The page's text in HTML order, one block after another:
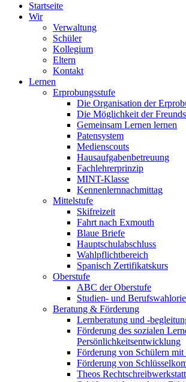
Startseite
Wir
Verwaltung
Schüler
Kollegium
Eltern
Kontakt
Lernen
Erprobungsstufe
Die Organisation der
Die Möglichkeit der
Gemeinsam Lernen lernen
Patensystem
Medienscouts
Hausaufgabenbetreuung
Fachlehrerprinzip
MINT-Klasse
Kennenlernnachmittag
Mittelstufe
Skifreizeit
Fahrt nach Exmouth
Blaue Briefe
Hauptschulabschluss
Wahlpflichtbereich
Spanisch Zertifikatskurs
Oberstufe
ABC der Oberstufe
Studien- und
Beratung & Förderung
Lernberatung und -
Förderung des sozialen
Persönlichkeitsentwicklung
Förderung von Schülern
Förderung von
Theos Rechtschreibwerkstatt